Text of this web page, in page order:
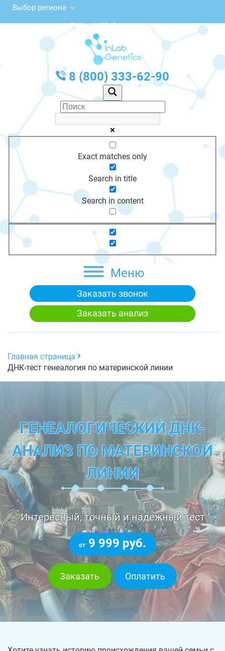
Выбор региона
ул. Ленина, 22, Оханск
с 10:00 до 20:00
График работы: Пн-Пт с 10:00 до 20:00
8 (800) 333-62-90
Exact matches only
Search in title
Search in content
Меню
Заказать звонок
Заказать анализ
Главная страница
ДНК-тест генеалогия по материнской линии
ГЕНЕАЛОГИЧЕСКИЙ ДНК-
АНАЛИЗ ПО МАТЕРИНСКОЙ
ЛИНИИ
Интересный, точный и надежный тест
от 9 999 руб.
Заказать Оплатить